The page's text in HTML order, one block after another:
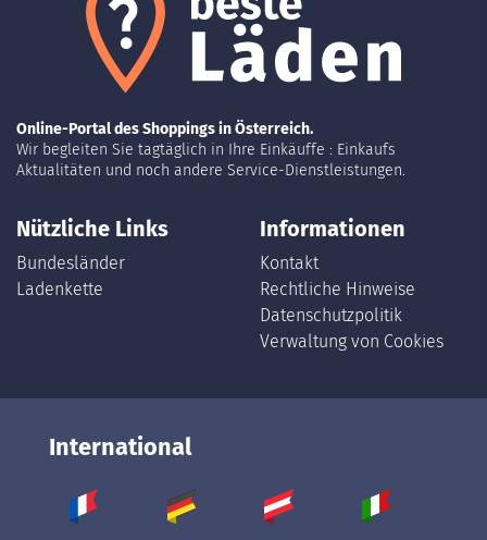
Online-Portal des Shoppings in Österreich.
Wir begleiten Sie tagtäglich in Ihre Einkäuffe : Einkaufs
Aktualitäten und noch andere Service-Dienstleistungen.
Nützliche Links
Bundesländer
Ladenkette
Informationen
Kontakt
Rechtliche Hinweise
Datenschutzpolitik
Verwaltung von Cookies
International